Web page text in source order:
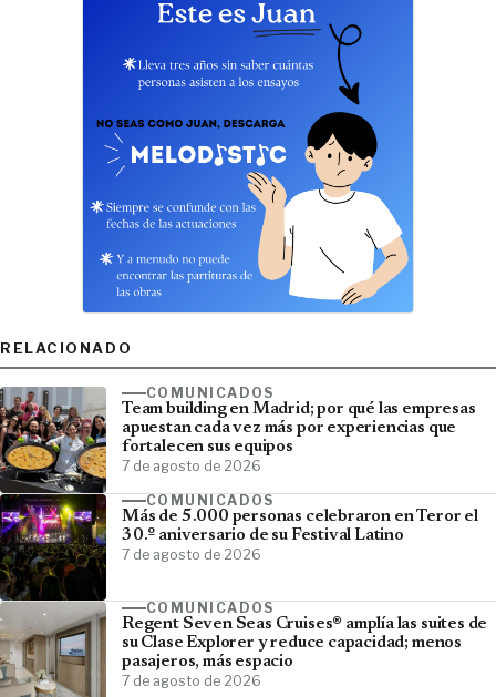
RELACIONADO
COMUNICADOS
Team building en Madrid; por qué las empresas
apuestan cada vez más por experiencias que
fortalecen sus equipos
7 de agosto de 2026
COMUNICADOS
Más de 5.000 personas celebraron en Teror el
30.º aniversario de su Festival Latino
7 de agosto de 2026
COMUNICADOS
Regent Seven Seas Cruises® amplía las suites de
su Clase Explorer y reduce capacidad; menos
pasajeros, más espacio
7 de agosto de 2026